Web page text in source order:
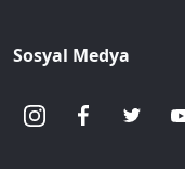
Sosyal Medya